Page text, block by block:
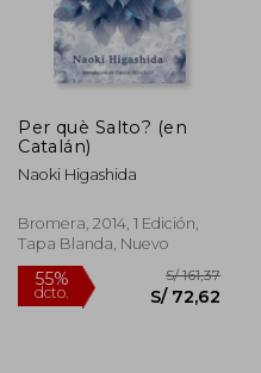
55%
dcto.
Per què Salto? (en
Catalán)
Naoki Higashida
Bromera, 2014, 1 Edición,
Tapa Blanda, Nuevo